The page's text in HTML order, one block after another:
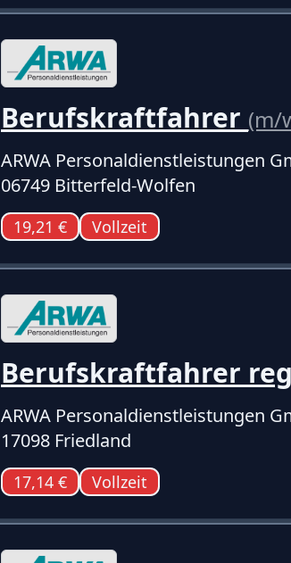
Berufskraftfahrer (m/
ARWA Personaldienstleistungen
06749 Bitterfeld-Wolfen
19,21 € Vollzeit
Berufskraftfahrer
ARWA Personaldienstleistungen
17098 Friedland
17,14 € Vollzeit